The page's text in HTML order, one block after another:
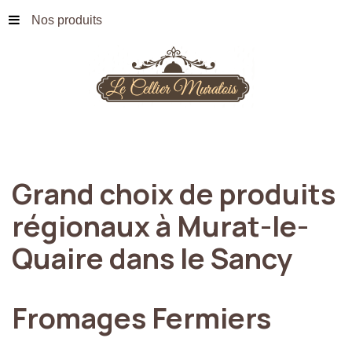
Nos produits
Grand choixde produits
régionauxà Murat-le-
Quairedans leSancy
Fromages Fermiers